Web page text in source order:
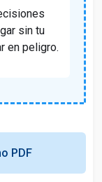
sin tu
en peligro.
PDF